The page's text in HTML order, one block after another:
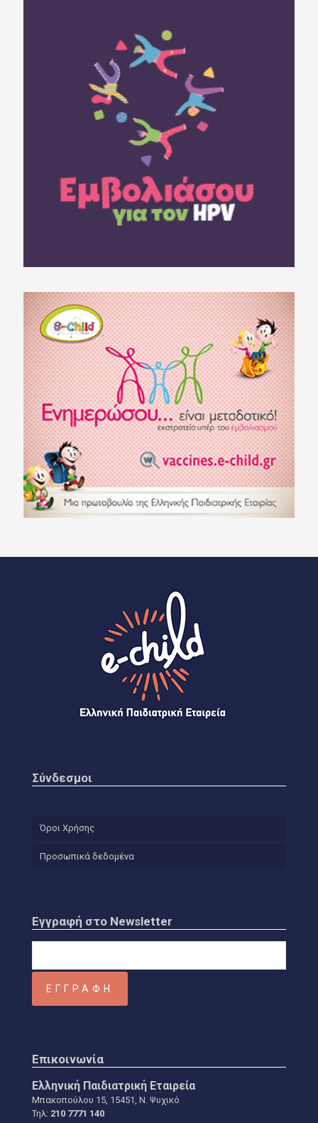
Σύνδεσμοι
Όροι Χρήσης
Προσωπικά δεδομένα
Εγγραφή στο Newsletter
Επικοινωνία
Ελληνική Παιδιατρική Εταιρεία
Μπακοπούλου 15, 15451, Ν. Ψυχικό
Τηλ: 210 7771 140